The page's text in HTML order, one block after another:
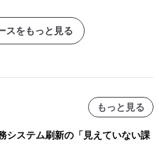
スをもっと見る
もっと見る
システム刷新の「見えていない課